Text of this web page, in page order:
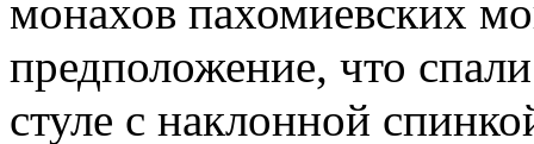
монахов пахомиевских
предположение, что
стуле с наклонной